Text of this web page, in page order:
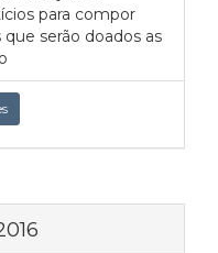
para compor
serão doados as